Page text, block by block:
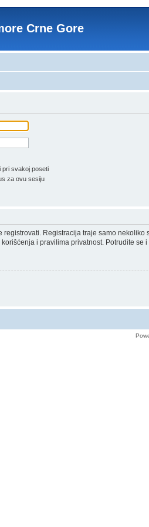
Crne Gore
pri svakoj poseti
za ovu sesiju
Registracija traje samo
i pravilima privatnost. Potrudite se